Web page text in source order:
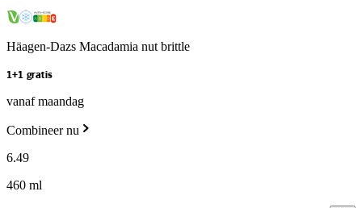
Häagen-Dazs Macadamia nut brittle
1+1 gratis
vanaf maandag
Combineer nu
6.49
460 ml